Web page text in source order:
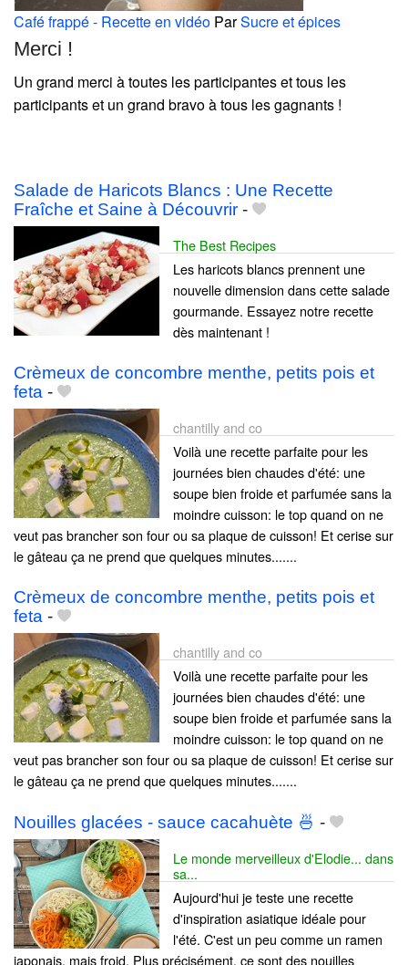
Café frappé - Recette en vidéo ParSucre et épices
Merci !
Un grand merci à toutes les participantes et tous les
participants et un grand bravo à tous les gagnants !
Salade de Haricots Blancs : Une Recette
Fraîche et Saine à Découvrir -
The Best Recipes
Les haricots blancs prennent une
nouvelle dimension dans cette salade
gourmande. Essayez notre recette
dès maintenant !
Crèmeux de concombre menthe, petits pois et
feta -
chantilly and co
Voilà une recette parfaite pour les
journées bien chaudes d'été: une
soupe bien froide et parfumée sans la
moindre cuisson: le top quand on ne
veut pas brancher son four ou sa plaque de cuisson! Et cerise sur
le gâteau ça ne prend que quelques minutes.......
Crèmeux de concombre menthe, petits pois et
feta -
chantilly and co
Voilà une recette parfaite pour les
journées bien chaudes d'été: une
soupe bien froide et parfumée sans la
moindre cuisson: le top quand on ne
veut pas brancher son four ou sa plaque de cuisson! Et cerise sur
le gâteau ça ne prend que quelques minutes.......
Nouilles glacées - sauce cacahuète 🍜 -
Le monde merveilleux d'Elodie... dans
sa...
Aujourd'hui je teste une recette
d'inspiration asiatique idéale pour
l'été. C'est un peu comme un ramen
japonais, mais froid. Plus précisément, ce sont des nouilles